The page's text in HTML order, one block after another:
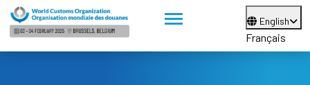
English
Français